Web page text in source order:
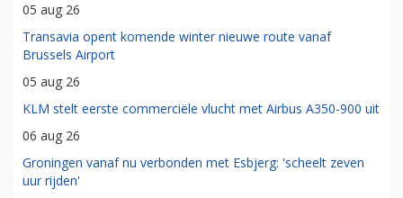
05 aug 26
Transavia opent komende winter nieuwe route vanaf
Brussels Airport
05 aug 26
KLM stelt eerste commerciële vlucht met Airbus A350-900 uit
06 aug 26
Groningen vanaf nu verbonden met Esbjerg: 'scheelt zeven
uur rijden'